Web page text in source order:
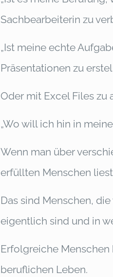
Sachbearbeiterin zu
„Ist meine echte
Präsentationen zu
Oder mit Excel Files zu
„Wo will ich hin in
Wenn man über
erfüllten Menschen
Das sind Menschen,
eigentlich sind und in
Erfolgreiche
beruflichen Leben.